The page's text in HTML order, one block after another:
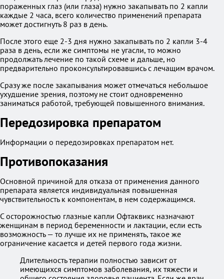
пораженных глаз (или глаза) нужно закапывать по 2 капли
каждые 2 часа, всего количество применений препарата
может достигнуть 8 раз в день.
После этого еще 2-3 дня нужно закапывать по 2 капли 3-4
раза в день, если же симптомы не угасли, то можно
продолжать лечение по такой схеме и дальше, но
предварительно проконсультировавшись с лечащим врачом.
Сразу же после закапывания может отмечаться небольшое
ухудшение зрения, поэтому не стоит одновременно
заниматься работой, требующей повышенного внимания.
Передозировка препаратом
Информации о передозировках препаратом нет.
Противопоказания
Основной причиной для отказа от применения данного
препарата является индивидуальная повышенная
чувствительность к компонентам, в нем содержащимся.
С осторожностью глазные капли Офтаквикс назначают
женщинам в период беременности и лактации, если есть
возможность — то лучше их не применять, такое же
ограничение касается и детей первого года жизни.
Длительность терапии полностью зависит от
имеющихся симптомов заболевания, их тяжести и